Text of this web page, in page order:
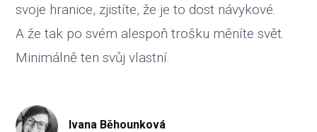
svoje hranice, zjistíte, že je to dost návykové.
A že tak po svém alespoň trošku měníte svět.
Minimálně ten svůj vlastní.
Ivana Běhounková